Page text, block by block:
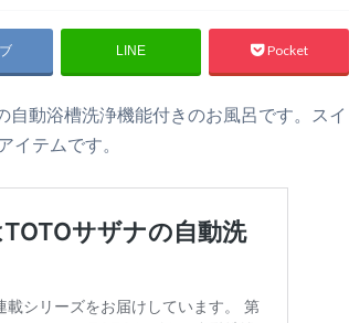
LINE Pocket
動浴槽洗浄機能付きのお風呂です。スイ
イテムです。